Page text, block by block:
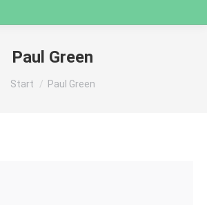
Paul Green
Sie befinden sich hier:
Start Paul Green